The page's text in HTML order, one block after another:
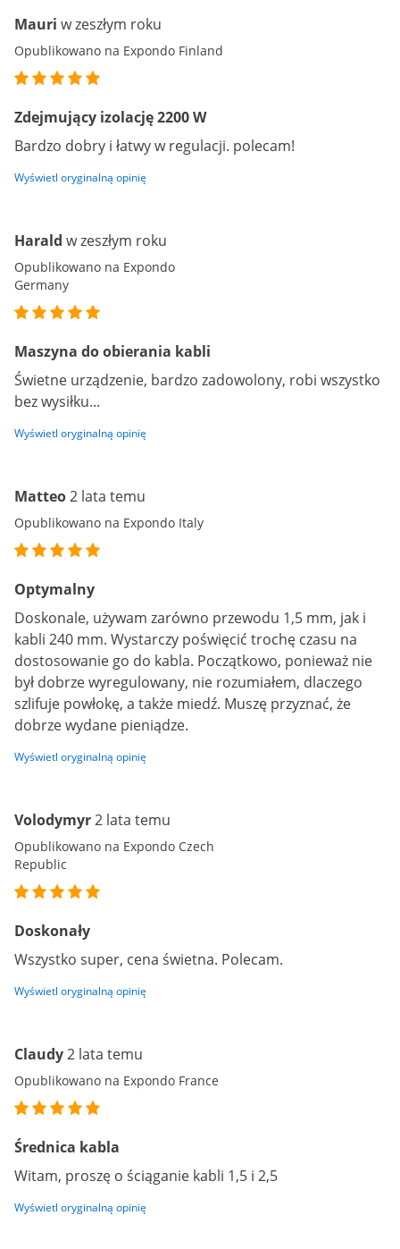
Mauri w zeszłym roku
Opublikowano na Expondo Finland
Zdejmujący izolację 2200 W
Bardzo dobry i łatwy w regulacji. polecam!
Wyświetl oryginalną opinię
Harald w zeszłym roku
Opublikowano na Expondo
Germany
Maszyna do obierania kabli
Świetne urządzenie, bardzo zadowolony, robi wszystko
bez wysiłku...
Wyświetl oryginalną opinię
Matteo2 lata temu
Opublikowano na Expondo Italy
Optymalny
Doskonale, używam zarówno przewodu 1,5 mm, jak i
kabli 240 mm. Wystarczy poświęcić trochę czasu na
dostosowanie go do kabla. Początkowo, ponieważ nie
był dobrze wyregulowany, nie rozumiałem, dlaczego
szlifuje powłokę, a także miedź. Muszę przyznać, że
dobrze wydane pieniądze.
Wyświetl oryginalną opinię
Volodymyr2 lata temu
Opublikowano na Expondo Czech
Republic
Doskonały
Wszystko super, cena świetna. Polecam.
Wyświetl oryginalną opinię
Claudy2 lata temu
Opublikowano na Expondo France
Średnica kabla
Witam, proszę o ściąganie kabli 1,5 i 2,5
Wyświetl oryginalną opinię